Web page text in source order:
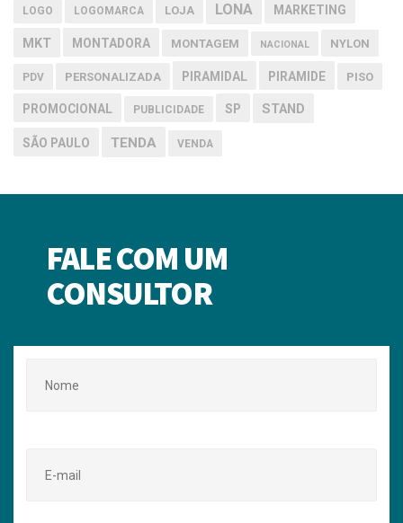
LOGO LOGOMARCA LOJA LONA MARKETING
MKT MONTADORA MONTAGEM NACIONAL NYLON
PDV PERSONALIZADA PIRAMIDAL PIRAMIDE PISO
PROMOCIONAL PUBLICIDADE SP STAND
SÃO PAULO TENDA VENDA
FALE COM UM
CONSULTOR